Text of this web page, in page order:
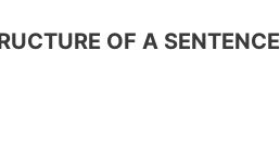
OF A SENTENCE